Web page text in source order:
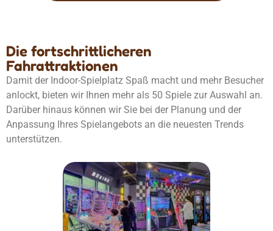
Die fortschrittlicheren
Fahrattraktionen
Damit der Indoor-Spielplatz Spaß macht und mehr Besucher
anlockt, bieten wir Ihnen mehr als 50 Spiele zur Auswahl an.
Darüber hinaus können wir Sie bei der Planung und der
Anpassung Ihres Spielangebots an die neuesten Trends
unterstützen.